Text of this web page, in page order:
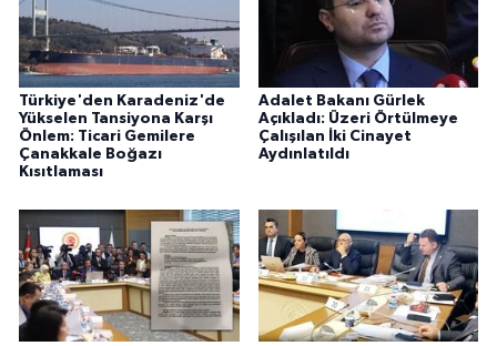
Türkiye'den Karadeniz'de
Yükselen Tansiyona Karşı
Önlem: Ticari Gemilere
Çanakkale Boğazı
Kısıtlaması
Adalet Bakanı Gürlek
Açıkladı: Üzeri Örtülmeye
Çalışılan İki Cinayet
Aydınlatıldı